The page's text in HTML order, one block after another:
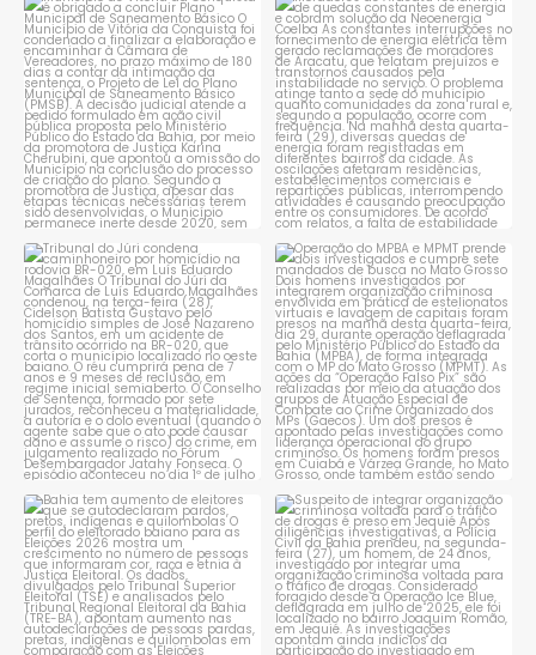
Município de Vitória da
Conquista é obrigado a...
1 0
Moradores de Aracatu
reclamam de quedas
constantes ...
1 0
Tribunal do Júri condena
caminhoneiro por...
1 0
Operação do MPBA e MPMT
prende dois investigados e...
1 0
Bahia tem aumento de eleitores
que se autodeclaram...
1 0
Suspeito de integrar
organização criminosa
voltada...
1 0